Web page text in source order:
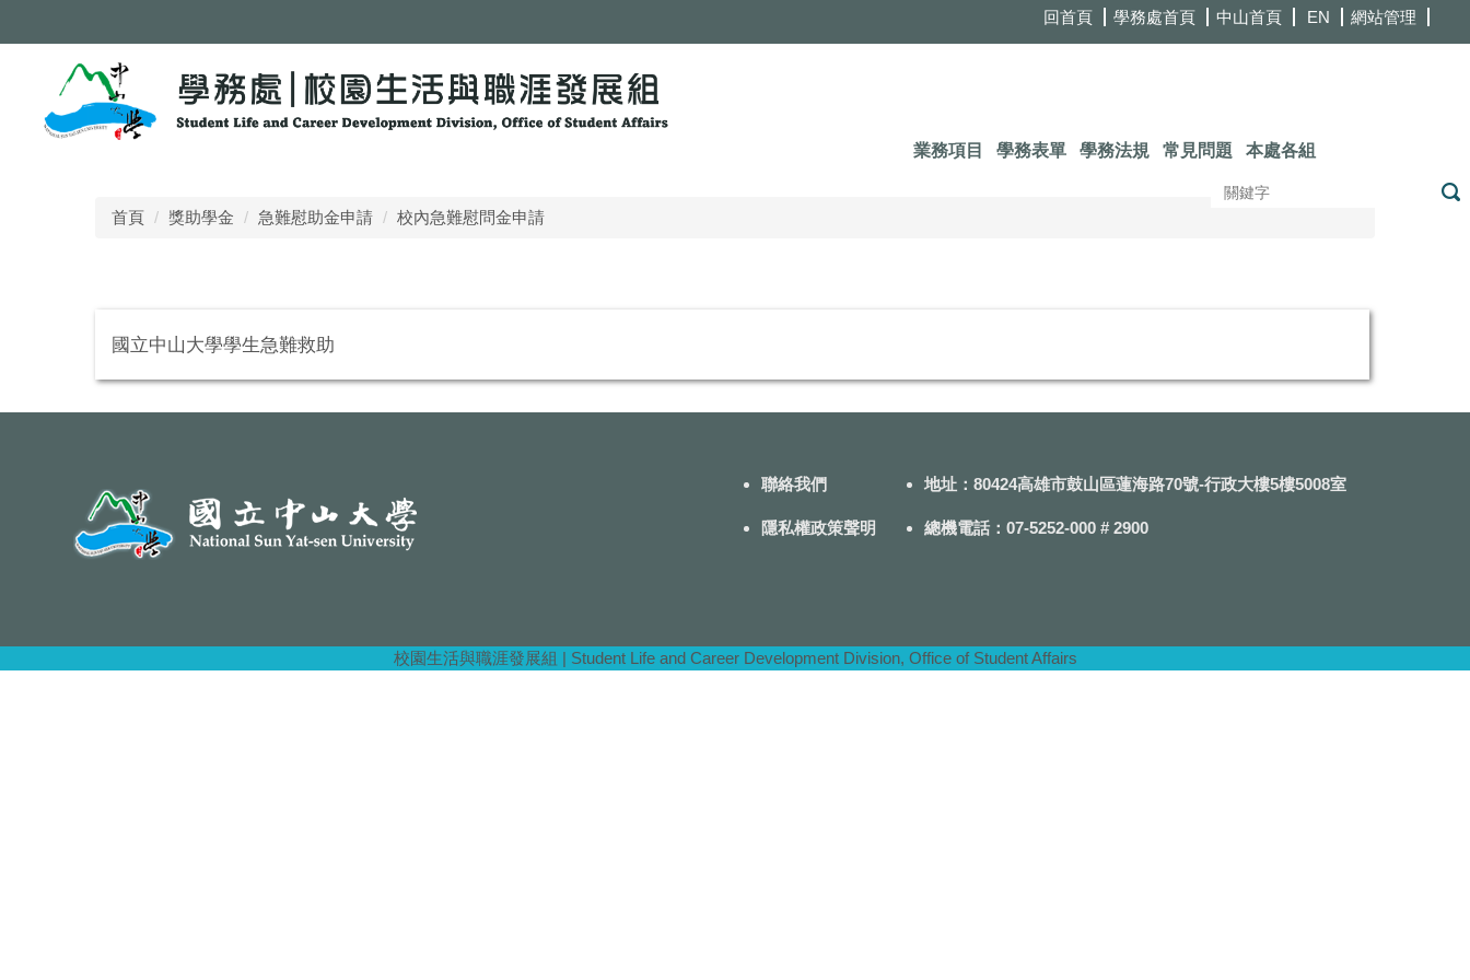
到
回首頁 學務處首頁 中山首頁 EN 網站管理
本處各組
常見問題
學務法規
學務表單
業務項目
首頁 獎助學金 急難慰助金申請 校內急難慰問金申請
國立中山大學學生急難救助
聯絡我們
隱私權政策聲明
地址：80424高雄市鼓山區蓮海路70號-行政大樓5樓5008室
總機電話：07-5252-000 # 2900
校園生活與職涯發展組 | Student Life and Career Development Division, Office of Student Affairs